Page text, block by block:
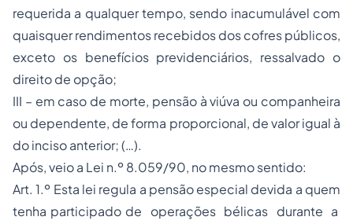
requerida a qualquer tempo, sendo inacumulável com
quaisquer rendimentos recebidos dos cofres públicos,
exceto os benefícios previdenciários, ressalvado o
direito de opção;
III – em caso de morte, pensão à viúva ou companheira
ou dependente, de forma proporcional, de valor igual à
do inciso anterior; (…).
Após, veio a Lei n.º 8.059/90, no mesmo sentido:
Art. 1.º Esta lei regula a pensão especial devida a quem
tenha participado de operações bélicas durante a